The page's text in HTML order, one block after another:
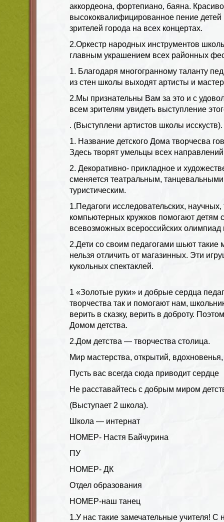
аккордеона, фортепиано, баяна.
высококвалифицированное пение детей
зрителей города на всех концертах.
2.Оркестр народных инструментов
главным украшением всех районных
1. Благодаря многогранному таланту
из стен школы выходят артисты и
2.Мы признательны Вам за это и с
всем зрителям увидеть выступление
. (Выступлени артистов школы исскуств).
1. Название детского Дома творчесва
Здесь творят умельцы всех направлений
2. Декоративно- прикладное и
сменяется театральным,
туристическим.
1.Педагоги исследовательских, научных,
компьютерных кружков помогают детям
всевозможных всероссийских олимпиад
2.Дети со своим педагогами шьют такие
нельзя отличить от магазинных. Эти
кукольных спектаклей.
1 «Золотые руки» и добрые сердца
творчества так и помогают нам,
верить в сказку, верить в доброту.
Домом детства.
2.Дом детства — творчества столица.
Мир мастерства, открытий, вдохновенья,
Пусть вас всегда сюда приводит сердце
Не расставайтесь с добрым миром
(Выступает 2 школа).
Школа — интернат
НОМЕР- Настя Байчурина
ПУ
НОМЕР- ДК
Отдел образования
НОМЕР-наш танец
1.У нас такие замечательные учителя!